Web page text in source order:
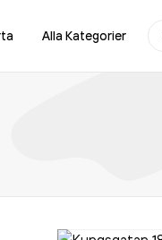
Alla Kategorier